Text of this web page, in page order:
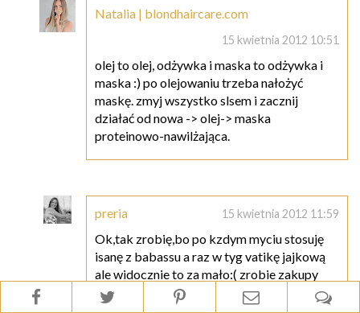
Natalia | blondhaircare.com
15 kwietnia 2012 10:51
olej to olej, odżywka i maska to odżywka i
maska :) po olejowaniu trzeba nałożyć
maskę. zmyj wszystko slsem i zacznij
działać od nowa -> olej-> maska
proteinowo-nawilżająca.
preria 15 kwietnia 2012 11:59
Ok,tak zrobię,bo po kzdym myciu stosuję
isanę z babassu a raz w tyg vatikę jajkową
ale widocznie to za mało:( zrobie zakupy
półproduktów i spróbuję zrobić jakieś
nawilżająco proteinowemgiełki zeby